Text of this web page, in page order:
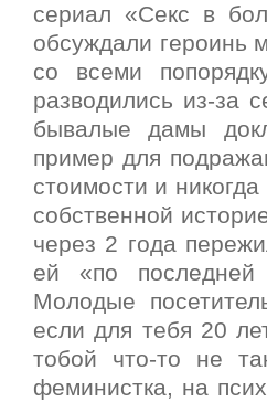
сериал «Секс в
обсуждали героинь
со всеми
разводились из-за
бывалые дамы
пример для
стоимости и
собственной
через 2 года
ей «по
Молодые
если для тебя 20
тобой что-то не
феминистка, на